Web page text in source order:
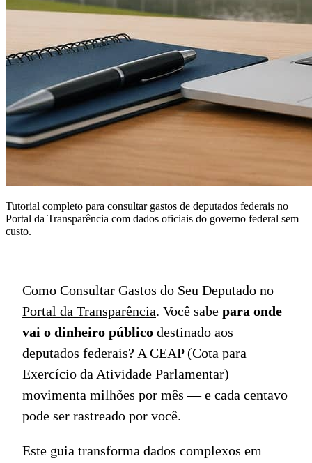
Tutorial completo para consultar gastos de deputados federais no
Portal da Transparência com dados oficiais do governo federal sem
custo.
Como Consultar Gastos do Seu Deputado no
Portal da Transparência. Você sabe para onde
vai o dinheiro público destinado aos
deputados federais? A CEAP (Cota para
Exercício da Atividade Parlamentar)
movimenta milhões por mês — e cada centavo
pode ser rastreado por você.
Este guia transforma dados complexos em